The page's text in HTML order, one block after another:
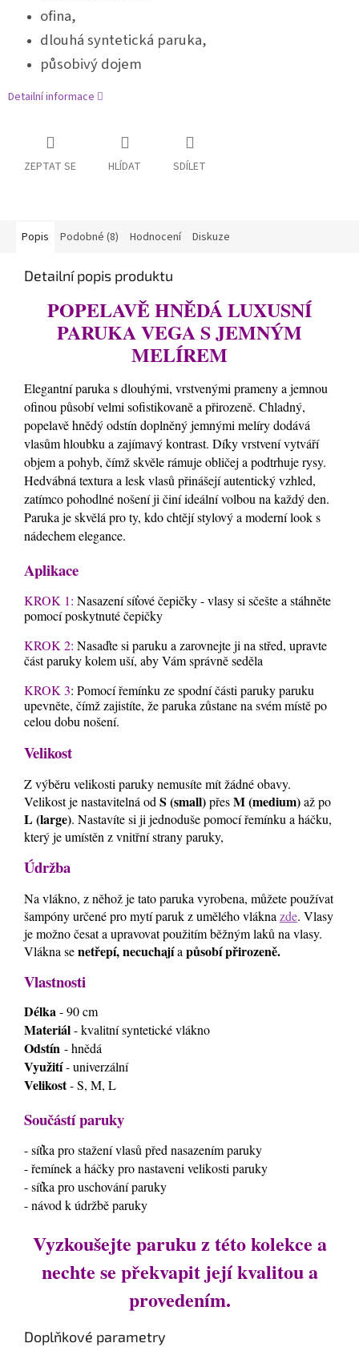
ofina,
dlouhá syntetická paruka,
působivý dojem
Detailní informace
ZEPTAT SE HLÍDAT SDÍLET
Popis Podobné (8) Hodnocení Diskuze
Detailní popis produktu
POPELAVĚ HNĚDÁ LUXUSNÍ
PARUKA VEGA S JEMNÝM
MELÍREM
Elegantní paruka s dlouhými, vrstvenými prameny a jemnou
ofinou působí velmi sofistikovaně a přirozeně. Chladný,
popelavě hnědý odstín doplněný jemnými melíry dodává
vlasům hloubku a zajímavý kontrast. Díky vrstvení vytváří
objem a pohyb, čímž skvěle rámuje obličej a podtrhuje rysy.
Hedvábná textura a lesk vlasů přinášejí autentický vzhled,
zatímco pohodlné nošení ji činí ideální volbou na každý den.
Paruka je skvělá pro ty, kdo chtějí stylový a moderní look s
nádechem elegance.
Aplikace
KROK 1: Nasazení síťové čepičky - vlasy si sčešte a stáhněte
pomocí poskytnuté čepičky
KROK 2: Nasaďte si paruku a zarovnejte ji na střed, upravte
část paruky kolem uší, aby Vám správně seděla
KROK 3: Pomocí řemínku ze spodní části paruky paruku
upevněte, čímž zajistíte, že paruka zůstane na svém místě po
celou dobu nošení.
Velikost
Z výběru velikosti paruky nemusíte mít žádné obavy.
Velikost je nastavitelná od S (small)přesM (medium)až po
L (large). Nastavíte si ji jednoduše pomocí řemínku a háčku,
který je umístěn z vnitřní strany paruky,
Údržba
Na vlákno, z něhož je tato paruka vyrobena, můžete používat
šampóny určené pro mytí paruk z umělého vláknazde. Vlasy
je možno česat a upravovat použitím běžným laků na vlasy.
Vlákna senetřepí, necuchajíapůsobí přirozeně.
Vlastnosti
Délka- 90 cm
Materiál- kvalitní syntetické vlákno
Odstín - hnědá
Využití- univerzální
Velikost- S, M, L
Součástí paruky
- síťka pro stažení vlasů před nasazením paruky
- řemínek a háčky pro nastaveni velikosti paruky
- síťka pro uschování paruky
- návod k údržbě paruky
Vyzkoušejte paruku z této kolekce a
nechte se překvapit její kvalitou a
provedením.
Doplňkové parametry